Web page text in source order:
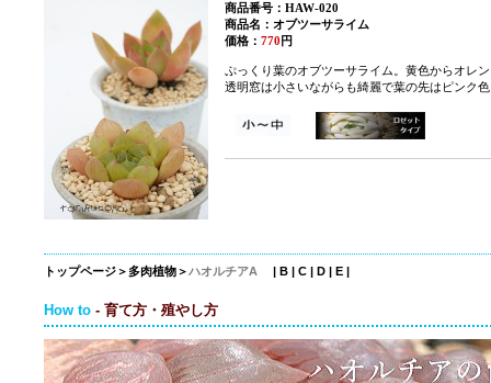
商品番号：HAW-020
商品名：オブツーサライム
価格： 770 円
ぷっくり葉のオブツーサライム。黄色からオレ
透明窓は小さいながらも綺麗で葉の先はピンク
トップページ＞ 多肉植物＞ハオルチアA | B | C | D | E |
How to - 育て方・殖やし方